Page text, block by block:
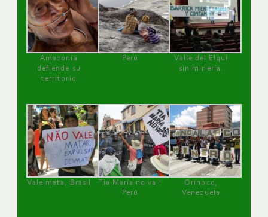
Amazonía
defiende su
territorio
Perú
Valle del Elqui
sin minería.
Vale mata, Brasil
Tía María no va !
Perú
Orinoco,
Venezuela